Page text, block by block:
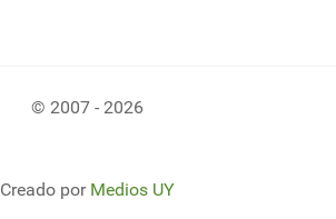
© 2007 - 2026
Creado por Medios UY